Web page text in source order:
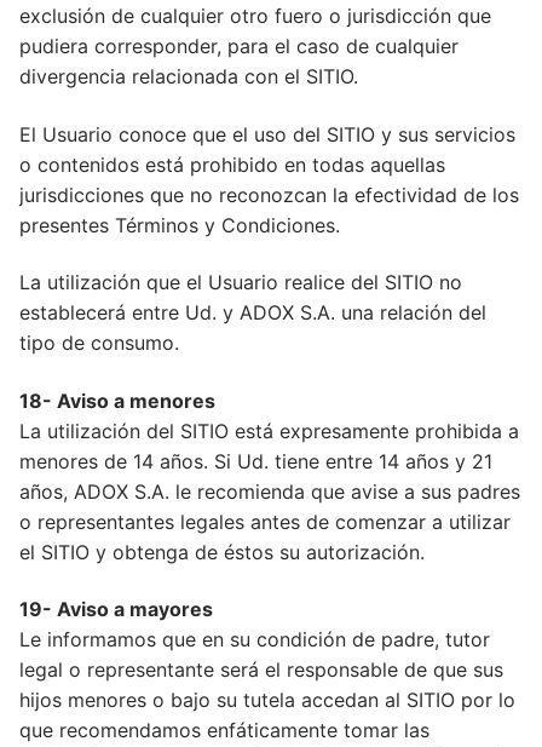
exclusión de cualquier otro fuero o jurisdicción que
pudiera corresponder, para el caso de cualquier
divergencia relacionada con el SITIO.
El Usuario conoce que el uso del SITIO y sus servicios
o contenidos está prohibido en todas aquellas
jurisdicciones que no reconozcan la efectividad de los
presentes Términos y Condiciones.
La utilización que el Usuario realice del SITIO no
establecerá entre Ud. y ADOX S.A. una relación del
tipo de consumo.
18- Aviso a menores
La utilización del SITIO está expresamente prohibida a
menores de 14 años. Si Ud. tiene entre 14 años y 21
años, ADOX S.A. le recomienda que avise a sus padres
o representantes legales antes de comenzar a utilizar
el SITIO y obtenga de éstos su autorización.
19- Aviso a mayores
Le informamos que en su condición de padre, tutor
legal o representante será el responsable de que sus
hijos menores o bajo su tutela accedan al SITIO por lo
que recomendamos enfáticamente tomar las